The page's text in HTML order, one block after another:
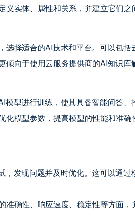
义实体、属性和关系，并建立它们之
选择适合的AI技术和平台。可以包括
倾向于使用云服务提供商的AI知识库
模型进行训练，使其具备智能问答、
化模型参数，提高模型的性能和准
，发现问题并及时优化。这可以通
准确性、响应速度、稳定性等方面，